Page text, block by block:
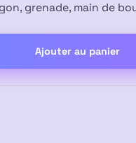
grenade, main de
Ajouter au panier